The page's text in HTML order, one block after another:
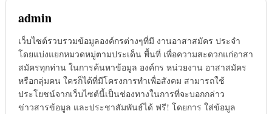
admin
เว็บไซต์รวบรวมข้อมูลองค์กรต่างๆที่มี งานอาสาสมัคร ประจำ
โดยแบ่งแยกหมวดหมู่ตามประเด็น พื้นที่ เพื่อความสะดวกแก่อาสา
สมัครทุกท่าน ในการค้นหาข้อมูล องค์กร หน่วยงาน อาสาสมัคร
หรือกลุ่มคน ใครก็ได้ที่มีโครงการทำเพื่อสังคม สามารถใช้
ประโยชน์จากเว็บไซต์นี้เป็นช่องทางในการที่จะบอกกล่าว
ข่าวสารข้อมูล และประชาสัมพันธ์ได้ ฟรี! โดยการ ใส่ข้อมูล